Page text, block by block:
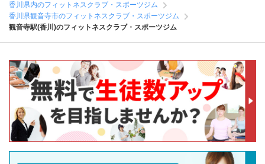
香川県内のフィットネスクラブ・スポーツジム
香川県観音寺市のフィットネスクラブ・スポーツジム
観音寺駅(香川)のフィットネスクラブ・スポーツジム